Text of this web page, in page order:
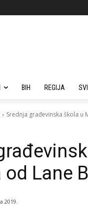
BIH REGIJA
Srednja građevinska škola
Lane
2019.